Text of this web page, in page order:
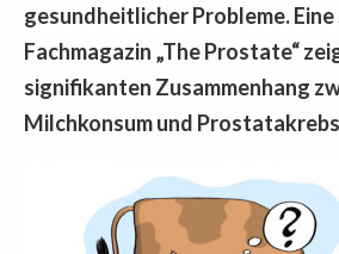
gesundheitlicher Probleme. Eine
Fachmagazin „The Prostate“
signifikanten Zusammenhang
Milchkonsum und